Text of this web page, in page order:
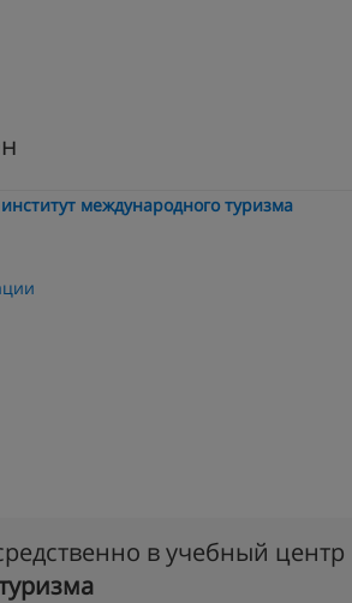
международного туризма
в учебный центр